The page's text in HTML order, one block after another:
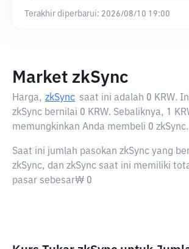
Terakhir diperbarui: 2026/08/10 19:00
Market zkSync
Harga, zkSync saat ini adalah 0 KRW.
zkSync bernilai 0 KRW. Sebaliknya, 1
memungkinkan Anda membeli 0 zkSync.
Saat ini jumlah pasokan zkSync yang
zkSync, dan zkSync saat ini memiliki
pasar sebesar₩ 0